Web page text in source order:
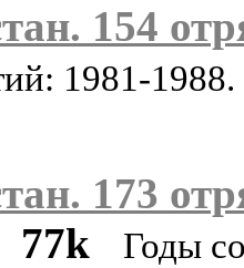
154
1981-
173
77k
Годы